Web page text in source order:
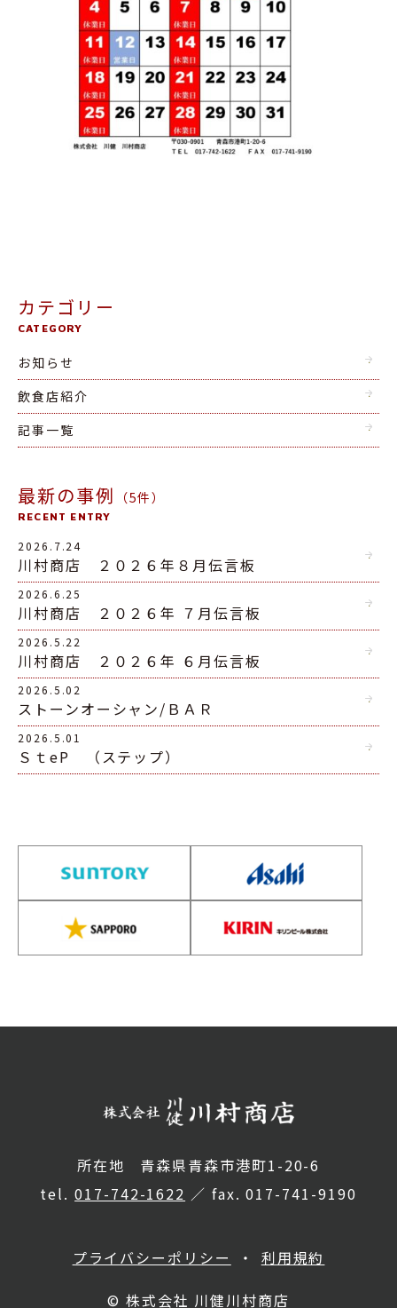
カテゴリー
CATEGORY
お知らせ
飲食店紹介
記事一覧
最新の事例 （5件）
RECENT ENTRY
2026.7.24
川村商店 ２０２６年８月伝言板
2026.6.25
川村商店 ２０２６年 ７月伝言板
2026.5.22
川村商店 ２０２６年 ６月伝言板
2026.5.02
ストーンオーシャン/ＢＡＲ
2026.5.01
ＳｔeP （ステップ）
所在地 青森県青森市港町1-20-6
tel.017-742-1622 ／ fax. 017-741-9190
プライバシーポリシー
利用規約
© 株式会社 川健川村商店